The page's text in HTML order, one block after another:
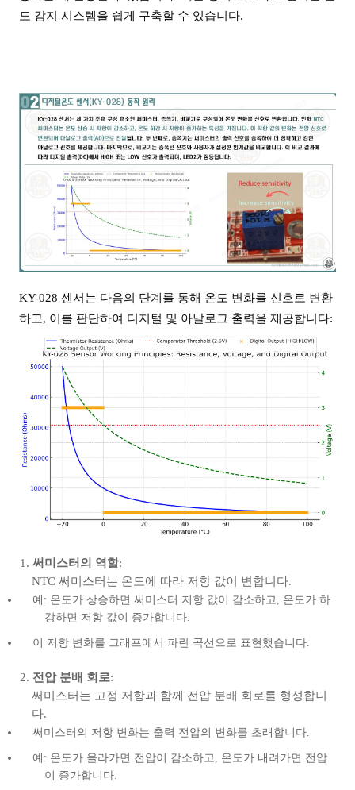
도 감지 시스템을 쉽게 구축할 수 있습니다.
KY-028 센서는 다음의 단계를 통해 온도 변화를 신호로 변환
하고, 이를 판단하여 디지털 및 아날로그 출력을 제공합니다:
써미스터의 역할:
NTC 써미스터는 온도에 따라 저항 값이 변합니다.
예: 온도가 상승하면 써미스터 저항 값이 감소하고, 온도가 하
강하면 저항 값이 증가합니다.
이 저항 변화를 그래프에서 파란 곡선으로 표현했습니다.
전압 분배 회로:
써미스터는 고정 저항과 함께 전압 분배 회로를 형성합니
다.
써미스터의 저항 변화는 출력 전압의 변화를 초래합니다.
예: 온도가 올라가면 전압이 감소하고, 온도가 내려가면 전압
이 증가합니다.